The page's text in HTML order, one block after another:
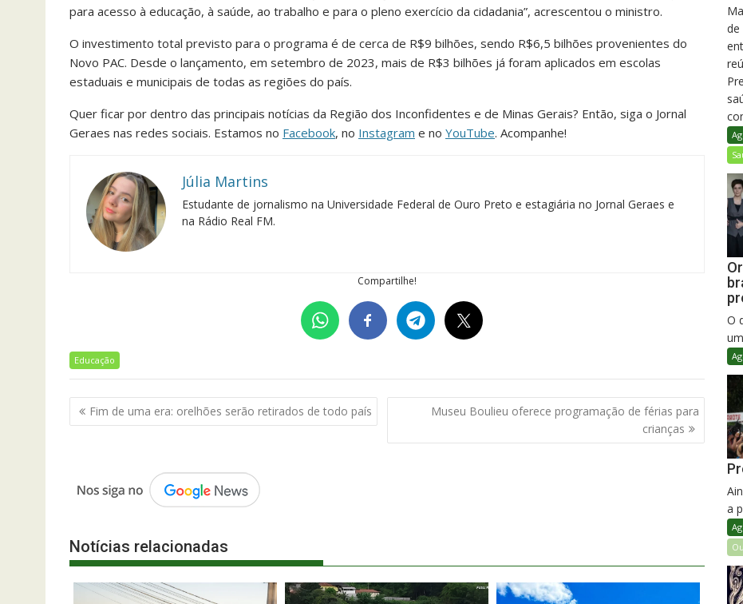
para acesso à educação, à saúde, ao trabalho e para o pleno exercício da cidadania”, acrescentou o ministro.
O investimento total previsto para o programa é de cerca de R$9 bilhões, sendo R$6,5 bilhões provenientes do
Novo PAC. Desde o lançamento, em setembro de 2023, mais de R$3 bilhões já foram aplicados em escolas
estaduais e municipais de todas as regiões do país.
Quer ficar por dentro das principais notícias da Região dos Inconfidentes e de Minas Gerais? Então, siga o Jornal
Geraes nas redes sociais. Estamos no Facebook, no Instagram e no YouTube. Acompanhe!
Júlia Martins
Estudante de jornalismo na Universidade Federal de Ouro Preto e estagiária no Jornal Geraes e
na Rádio Real FM.
Compartilhe!
Educação
Navegação
de
Fim de uma era: orelhões serão retirados de todo país
Museu Boulieu oferece programação de férias para
crianças
Notícias relacionadas
de
O
a